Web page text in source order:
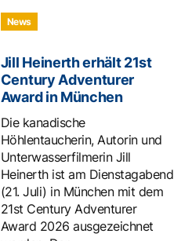
News
Jill Heinerth erhält 21st
Century Adventurer
Award in München
Die kanadische
Höhlentaucherin, Autorin und
Unterwasserfilmerin Jill
Heinerth ist am Dienstagabend
(21. Juli) in München mit dem
21st Century Adventurer
Award 2026 ausgezeichnet